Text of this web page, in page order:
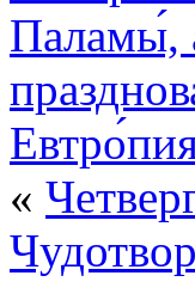
Паламы́,
«